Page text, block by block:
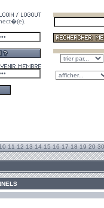
10 11 12 13 14 15 16 17 18 19 20 30